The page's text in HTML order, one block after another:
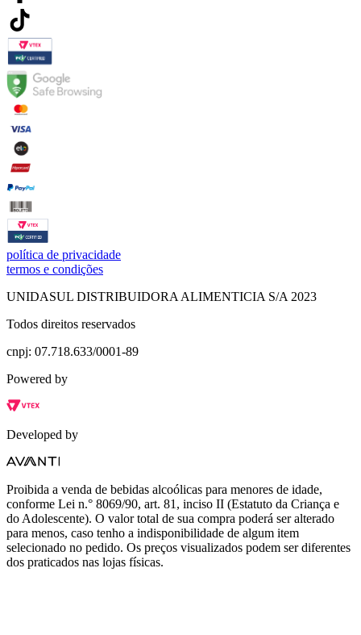
política de privacidade
termos e condições
UNIDASUL DISTRIBUIDORA ALIMENTICIA S/A 2023
Todos direitos reservados
cnpj: 07.718.633/0001-89
Powered by
Developed by
Proibida a venda de bebidas alcoólicas para menores de idade,
conforme Lei n.° 8069/90, art. 81, inciso II (Estatuto da Criança e
do Adolescente). O valor total de sua compra poderá ser alterado
para menos, caso tenho a indisponibilidade de algum item
selecionado no pedido. Os preços visualizados podem ser diferentes
dos praticados nas lojas físicas.